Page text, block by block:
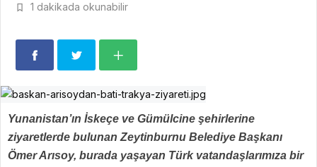
1 dakikada okunabilir
Yunanistan’ın İskeçe ve Gümülcine şehirlerine
ziyaretlerde bulunan Zeytinburnu Belediye Başkanı
Ömer Arısoy, burada yaşayan Türk vatandaşlarımıza bir